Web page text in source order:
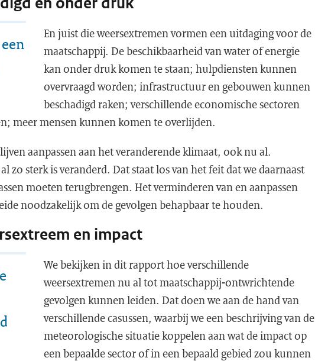
En juist die weersextremen vormen een uitdaging voor de
maatschappij. De beschikbaarheid van water of energie
kan onder druk komen te staan; hulpdiensten kunnen
overvraagd worden; infrastructuur en gebouwen kunnen
beschadigd raken; verschillende economische sectoren
meer mensen kunnen komen te overlijden.
aanpassen aan het veranderende klimaat, ook nu al.
zo sterk is veranderd. Dat staat los van het feit dat we daarnaast
moeten terugbrengen. Het verminderen van en aanpassen
noodzakelijk om de gevolgen behapbaar te houden.
en impact
We bekijken in dit rapport hoe verschillende
weersextremen nu al tot maatschappij-ontwrichtende
gevolgen kunnen leiden. Dat doen we aan de hand van
verschillende casussen, waarbij we een beschrijving van de
meteorologische situatie koppelen aan wat de impact op
een bepaalde sector of in een bepaald gebied zou kunnen